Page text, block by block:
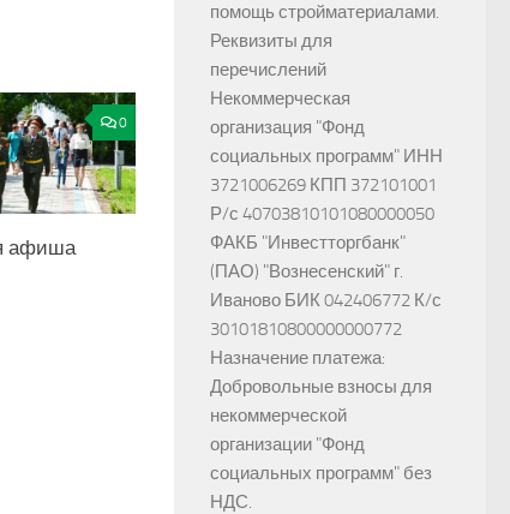
0
афиша
помощь стройматериалами.
Реквизиты для
перечислений
Некоммерческая
организация "Фонд
социальных программ" ИНН
3721006269 КПП 372101001
Р/с 40703810101080000050
ФАКБ "Инвестторгбанк"
(ПАО) "Вознесенский" г.
Иваново БИК 042406772 К/с
30101810800000000772
Назначение платежа:
Добровольные взносы для
некоммерческой
организации "Фонд
социальных программ" без
НДС.